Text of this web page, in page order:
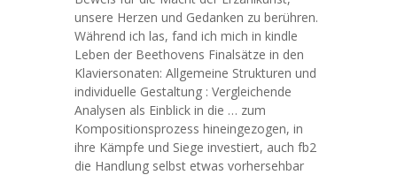
unsere Herzen und Gedanken zu berühren.
Während ich las, fand ich mich in kindle
Leben der Beethovens Finalsätze in den
Klaviersonaten: Allgemeine Strukturen und
individuelle Gestaltung : Vergleichende
Analysen als Einblick in die … zum
Kompositionsprozess hineingezogen, in
ihre Kämpfe und Siege investiert, auch fb2
die Handlung selbst etwas vorhersehbar